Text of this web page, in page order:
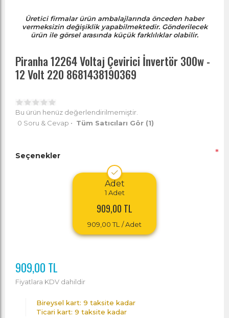
Üretici firmalar ürün ambalajlarında önceden haber
vermeksizin değişiklik yapabilmektedir. Gönderilecek
ürün ile görsel arasında küçük farklılıklar olabilir.
Piranha 12264 Voltaj Çevirici İnvertör 300w -
12 Volt 220 8681438190369
Bu ürün henüz değerlendirilmemiştir.
0 Soru & Cevap • Tüm Satıcıları Gör (1)
Seçenekler *
Adet
1 Adet
909,00 TL
909,00 TL / Adet
909,00 TL
Fiyatlara KDV dahildir
Bireysel kart: 9 taksite kadar
Ticari kart: 9 taksite kadar